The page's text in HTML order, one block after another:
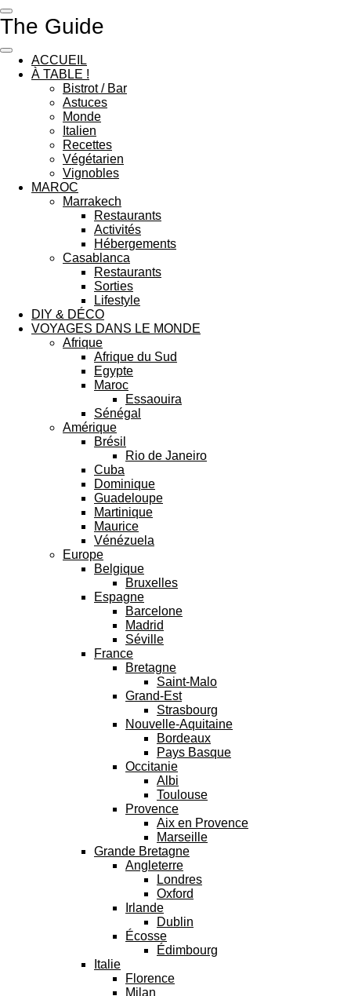
Passer
au
principal
The Guide
ACCUEIL
À TABLE !
Bistrot / Bar
Astuces
Monde
Italien
Recettes
Végétarien
Vignobles
MAROC
Marrakech
Restaurants
Activités
Hébergements
Casablanca
Restaurants
Sorties
Lifestyle
DIY & DÉCO
VOYAGES DANS LE MONDE
Afrique
Afrique du Sud
Egypte
Maroc
Essaouira
Sénégal
Amérique
Brésil
Rio de Janeiro
Cuba
Dominique
Guadeloupe
Martinique
Maurice
Vénézuela
Europe
Belgique
Bruxelles
Espagne
Barcelone
Madrid
Séville
France
Bretagne
Saint-Malo
Grand-Est
Strasbourg
Nouvelle-Aquitaine
Bordeaux
Pays Basque
Occitanie
Albi
Toulouse
Provence
Aix en Provence
Marseille
Grande Bretagne
Angleterre
Londres
Oxford
Irlande
Dublin
Écosse
Édimbourg
Italie
Florence
Milan